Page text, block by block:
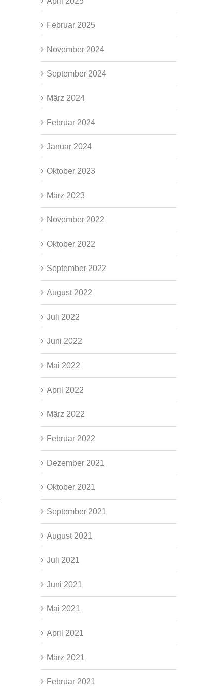
Februar 2025
November 2024
September 2024
März 2024
Februar 2024
Januar 2024
Oktober 2023
März 2023
November 2022
Oktober 2022
September 2022
August 2022
Juli 2022
Juni 2022
Mai 2022
April 2022
März 2022
Februar 2022
Dezember 2021
Oktober 2021
September 2021
August 2021
Juli 2021
Juni 2021
Mai 2021
April 2021
März 2021
Februar 2021